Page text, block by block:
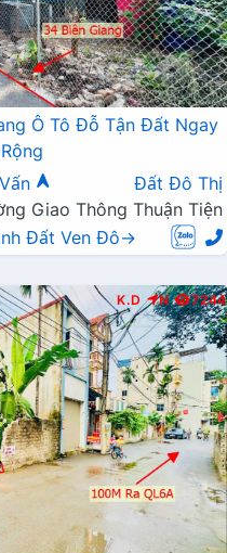
Ô Tô Đỗ Tận Đất Ngay
Đất Đô Thị
Giao Thông Thuận Tiện
Đất Ven Đô→
K.D N 7244